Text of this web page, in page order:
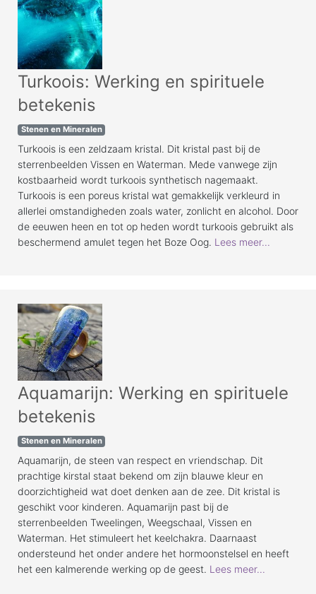
Turkoois: Werking en spirituele
betekenis
Stenen en Mineralen
Turkoois is een zeldzaam kristal. Dit kristal past bij de
sterrenbeelden Vissen en Waterman. Mede vanwege zijn
kostbaarheid wordt turkoois synthetisch nagemaakt.
Turkoois is een poreus kristal wat gemakkelijk verkleurd in
allerlei omstandigheden zoals water, zonlicht en alcohol. Door
de eeuwen heen en tot op heden wordt turkoois gebruikt als
beschermend amulet tegen het Boze Oog. Lees meer...
Aquamarijn: Werking en spirituele
betekenis
Stenen en Mineralen
Aquamarijn, de steen van respect en vriendschap. Dit
prachtige kirstal staat bekend om zijn blauwe kleur en
doorzichtigheid wat doet denken aan de zee. Dit kristal is
geschikt voor kinderen. Aquamarijn past bij de
sterrenbeelden Tweelingen, Weegschaal, Vissen en
Waterman. Het stimuleert het keelchakra. Daarnaast
ondersteund het onder andere het hormoonstelsel en heeft
het een kalmerende werking op de geest. Lees meer...